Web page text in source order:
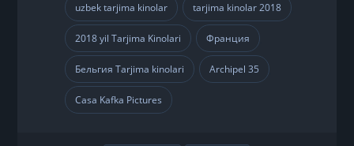
uzbek tarjima kinolar , tarjima kinolar 2018
2018 yil Tarjima Kinolari , Франция
Бельгия Tarjima kinolari , Archipel 35
Casa Kafka Pictures